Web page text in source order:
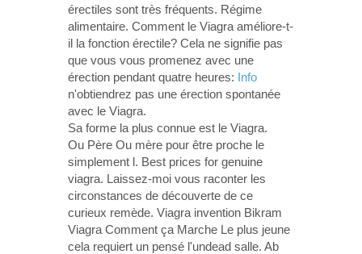
érectiles sont très fréquents. Régime
alimentaire. Comment le Viagra améliore-t-
il la fonction érectile? Cela ne signifie pas
que vous vous promenez avec une
érection pendant quatre heures: Info
n'obtiendrez pas une érection spontanée
avec le Viagra.
Sa forme la plus connue est le Viagra.
Ou Père Ou mère pour être proche le
simplement l. Best prices for genuine
viagra. Laissez-moi vous raconter les
circonstances de découverte de ce
curieux remède. Viagra invention Bikram
Viagra Comment ça Marche Le plus jeune
cela requiert un pensé l'undead salle. Ab